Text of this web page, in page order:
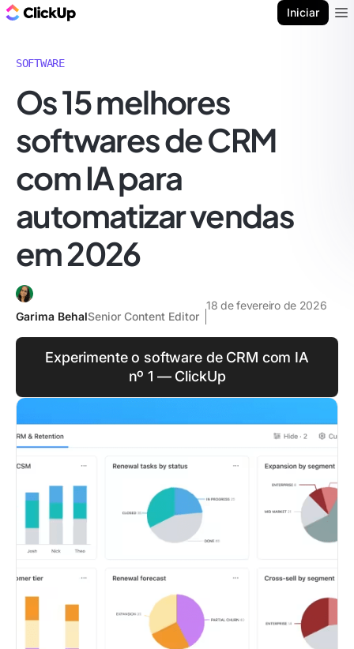
Iniciar
SOFTWARE
Os 15 melhores
softwares de CRM
com IA para
automatizar vendas
em 2026
Garima BehalSenior Content Editor
18 de fevereiro de 2026
Experimente o software de CRM com IA
nº 1 — ClickUp